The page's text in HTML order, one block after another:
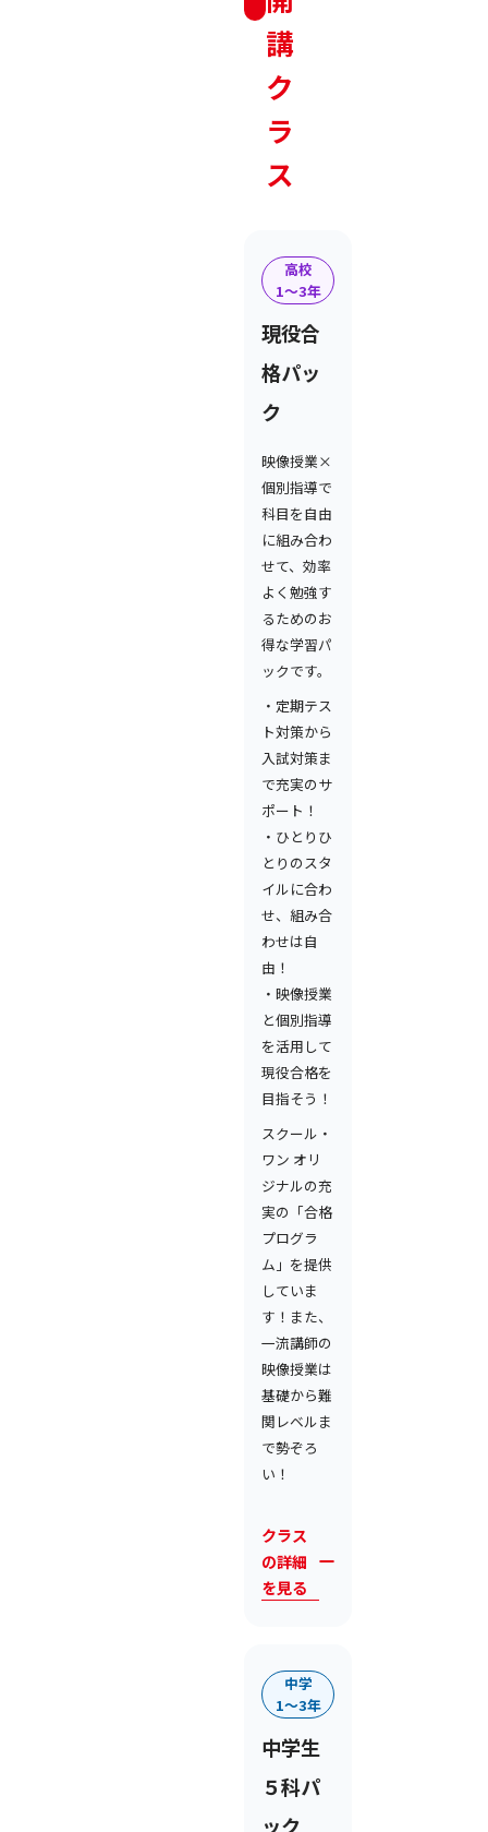
講
ク
ラ
ス
高校
1〜3年
現役合
格パッ
ク
映像授業×
個別指導で
科目を自由
に組み合わ
せて、効率
よく勉強す
るためのお
得な学習パ
ックです。
・定期テス
ト対策から
入試対策ま
で充実のサ
ポート！
・ひとりひ
とりのスタ
イルに合わ
せ、組み合
わせは自
由！
・映像授業
と個別指導
を活用して
現役合格を
目指そう！
スクール・
ワン オリ
ジナルの充
実の「合格
プログラ
ム」を提供
していま
す！また、
一流講師の
映像授業は
基礎から難
関レベルま
で勢ぞろ
い！
クラス
の詳細
を見る
中学
1〜3年
中学生
５科パ
ック